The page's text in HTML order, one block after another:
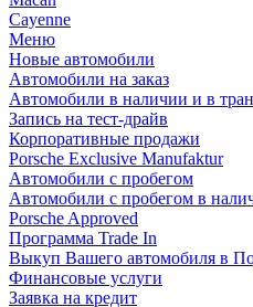
Cayenne
Меню
Новые автомобили
Автомобили на заказ
Автомобили в наличии и в
Запись на тест-драйв
Корпоративные продажи
Porsche Exclusive Manufaktur
Автомобили с пробегом
Автомобили с пробегом в
Porsche Approved
Программа Trade In
Выкуп Вашего автомобиля в
Финансовые услуги
Заявка на кредит